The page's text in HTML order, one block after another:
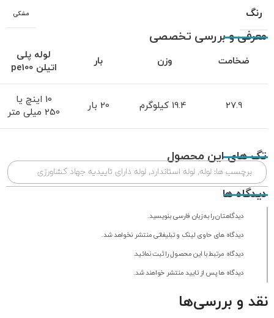
رنگ مشکی
معرفی و بررسی تخصصی
ضخامت وزن بار
لوله پلی
اتیلنpe100
27.9 20 بار
10 اینچ یا
250 میلی متر
تگ های این محصول
برچسب ها: لوله, لوله استاندارد, لوله دارای تاییدیه جهاد کشاورزی
دیدگاه ها
دیدگاهتان را به زبان فارسی بنویسید.
دیدگاه های حاوی لینک و تبلیغاتی منتشر نخواهد شد.
دیدگاه مرتبط با این محصول را ثبت نمائید.
دیدگاه ها پس از تایید منتشر خواهند شد.
نقد و بررسی‌ها